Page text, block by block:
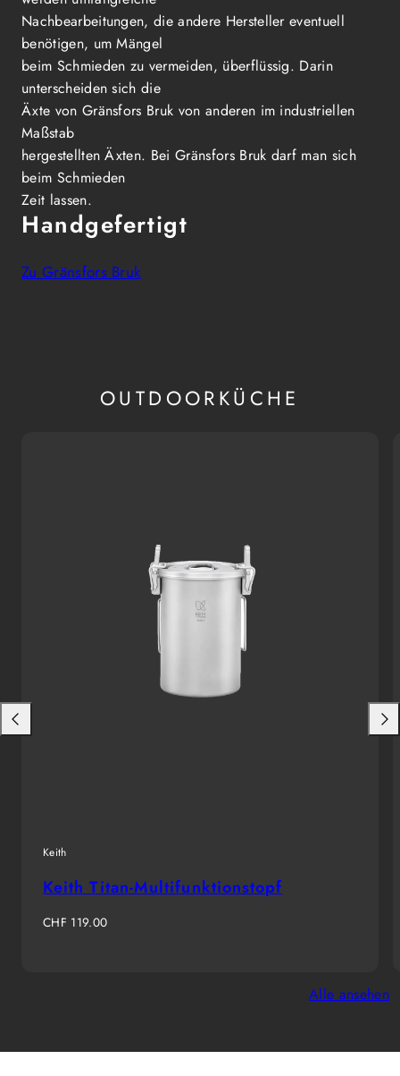
Nachbearbeitungen, die andere Hersteller eventuell
benötigen, um Mängel
beim Schmieden zu vermeiden, überflüssig. Darin
unterscheiden sich die
Äxte von Gränsfors Bruk von anderen im industriellen
Maßstab
hergestellten Äxten. Bei Gränsfors Bruk darf man sich
beim Schmieden
Zeit lassen.
Handgefertigt
Zu Gränsfors Bruk
OUTDOORKÜCHE
Keith
Keith Titan-Multifunktionstopf
Regulärer
CHF 119.00
Nach
links
Nach
Alle ansehen